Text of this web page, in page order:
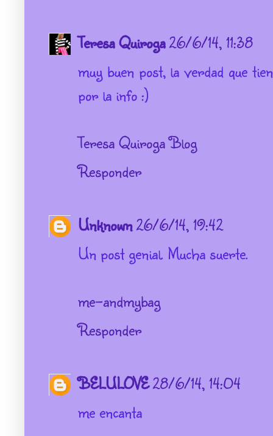
Teresa Quiroga26/6/14, 11:38
muy buen post, la verdad que
por la info :)
Teresa Quiroga Blog
Responder
Unknown26/6/14, 19:42
Un post genial. Mucha suerte.
me-andmybag
Responder
BELULOVE28/6/14, 14:04
me encanta